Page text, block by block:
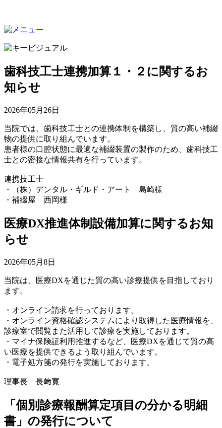
歯科技工士連携加算１・２に関するお
知らせ
2026年05月26日
当院では、歯科技工士との連携体制を構築し、質の高い補綴
物の提供に取り組んでいます。
患者様の口腔状態に最適な補綴装置の製作のため、歯科技工
士との密接な情報共有を行っています。
連携技工士
・（株）デンタル・ギルド・アート 島崎様
・補綴屋 西岡様
医療DX推進体制設備加算に関するお知
らせ
2026年05月8日
当院は、医療DXを通じた質の高い診療提供を目指しており
ます。
・オンライン請求を行っております。
・オンライン資格確認システムにより取得した医療情報を、
診療室で閲覧また活用して診療を実施しております。
・マイナ保険証利用推進するなど、医療DXを通じて質の高
い医療を提供できるよう取り組んでいます。
・電子処方箋の発行を実施しております。
理事長 長﨑寛
「個別診療報酬算定項目の分かる明細
書」の発行について